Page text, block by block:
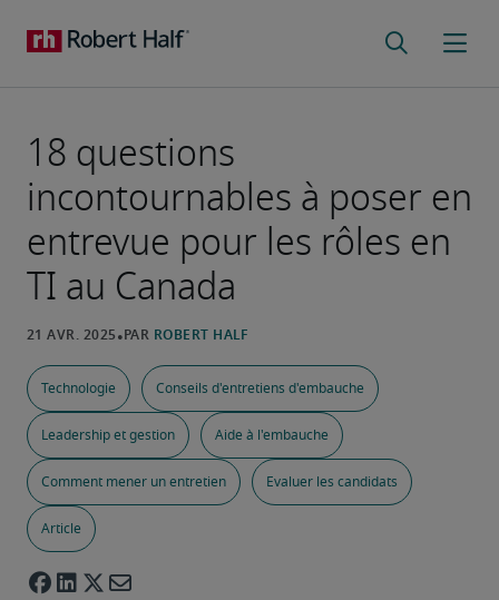
18 questions
incontournables à poser en
entrevue pour les rôles en
TI au Canada
Technologie Conseils d'entretiens d'embauche
Leadership et gestion Aide à l'embauche
Comment mener un entretien Evaluer les candidats
Article